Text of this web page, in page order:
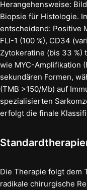
Herangehensweise:
Biopsie für Histologie.
entscheidend: Positive
FLI-1 (100 %), CD34
Zytokeratine (bis 33 %)
wie MYC-Amplifikation
sekundären Formen,
(TMB >150/Mb) auf
spezialisierten
erfolgt die finale
Die Therapie folgt dem
radikale chirurgische